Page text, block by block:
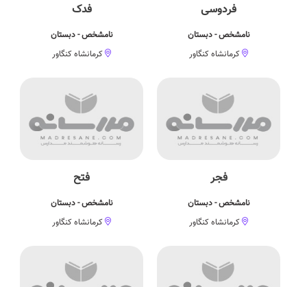
فردوسی
نامشخص - دبستان
کرمانشاه کنگاور
فدک
نامشخص - دبستان
کرمانشاه کنگاور
فجر
نامشخص - دبستان
کرمانشاه کنگاور
فتح
نامشخص - دبستان
کرمانشاه کنگاور